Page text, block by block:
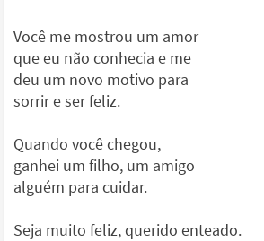
Você me mostrou um amor
que eu não conhecia e me
deu um novo motivo para
sorrir e ser feliz.
Quando você chegou,
ganhei um filho, um amigo
alguém para cuidar.
Seja muito feliz, querido enteado.